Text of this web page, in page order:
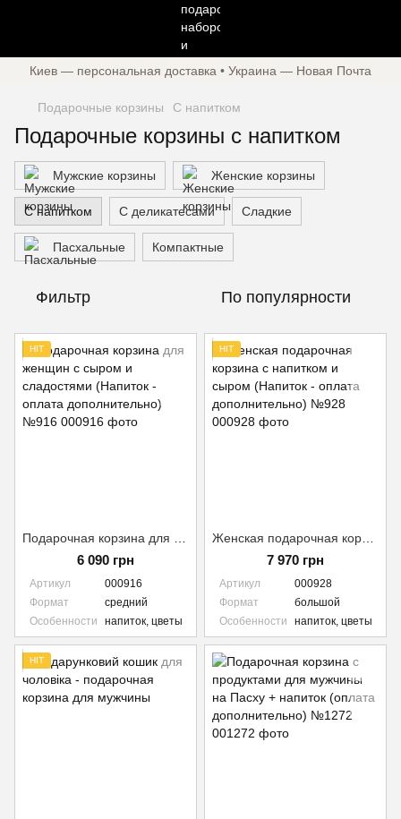
Киев — персональная доставка • Украина — Новая Почта
Подарочные корзины С напитком
Подарочные корзины с напитком
Мужские корзины Женские корзины
С напитком С деликатесами Сладкие
Пасхальные Компактные
Фильтр По популярности
HIT
6 090 грн
Артикул
000916
Формат
средний
Особенности
напиток, цветы
HIT
7 970 грн
Артикул
000928
Формат
большой
Особенности
напиток, цветы
HIT